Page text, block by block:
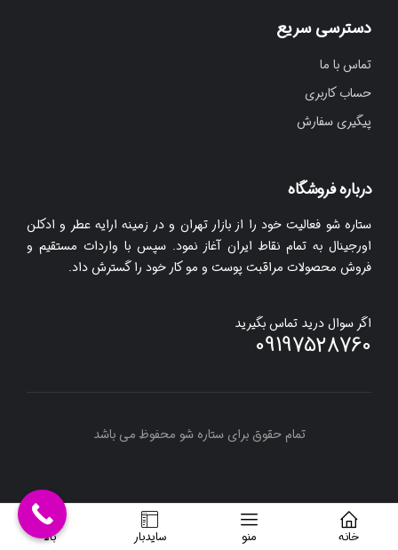
خانه منو سایدبار بالا
دسترسی سریع
تماس با ما
حساب کاربری
پیگیری سفارش
درباره فروشگاه
ستاره شو فعالیت خود را از بازار تهران و در زمینه ارایه عطر و ادکلن
اورجینال به تمام نقاط ایران آغاز نمود. سپس با واردات مستقیم و
فروش محصولات مراقبت پوست و مو کار خود را گسترش داد.
اگر سوال درید تماس بگیرید
09197528760
تمام حقوق برای ستاره شو محفوظ می باشد